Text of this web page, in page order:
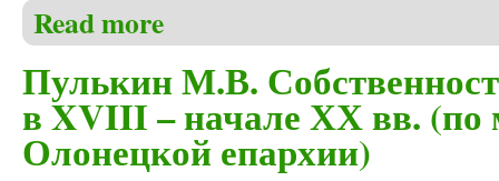
Read more
Пулькин М.В.
в XVIII – начале ХХ вв. (по
Олонецкой епархии)